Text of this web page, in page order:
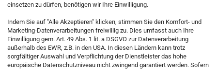
einsetzen zu dürfen, benötigen wir Ihre Einwilligung.
Indem Sie auf "Alle Akzeptieren" klicken, stimmen Sie den Komfort- und
Marketing-Datenverarbeitungen freiwillig zu. Dies umfasst auch Ihre
Einwilligung gem. Art. 49 Abs. 1 lit. a DSGVO zur Datenverarbeitung
außerhalb des EWR, z.B. in den USA. In diesen Ländern kann trotz
sorgfältiger Auswahl und Verpflichtung der Dienstleister das hohe
europäische Datenschutzniveau nicht zwingend garantiert werden. Sofern
KONTAKT
Kostenfreie Service-Hotline
0800 5892815